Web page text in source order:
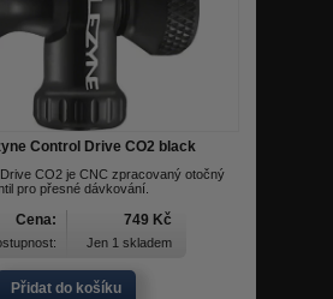
Control Drive CO2 black
CO2 je CNC zpracovaný otočný
pro přesné dávkování.
Cena: 749 Kč
Jen 1 skladem
Přidat do košíku